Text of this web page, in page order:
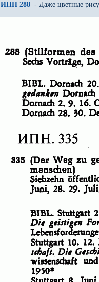
ИПН 288 - Даже цветные